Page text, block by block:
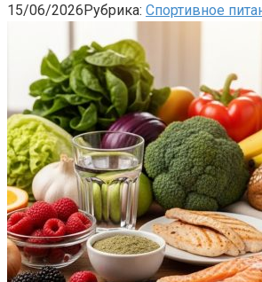
15/06/2026Рубрика: Спортивное